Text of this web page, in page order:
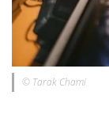
© Tarak Chami